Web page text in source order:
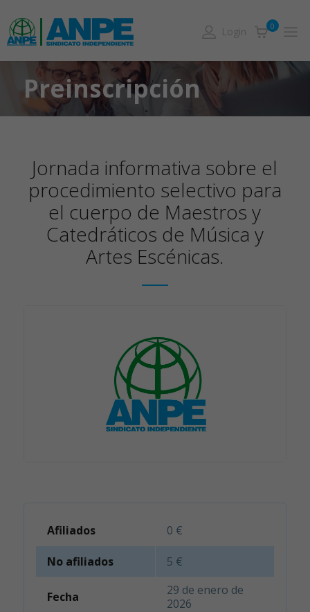
0
Login
Preinscripción
Jornada informativa sobre el
procedimiento selectivo para
el cuerpo de Maestros y
Catedráticos de Música y
Artes Escénicas.
Afiliados 0 €
No afiliados 5 €
Fecha
29 de enero de
2026